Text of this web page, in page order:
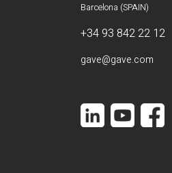
Barcelona (SPAIN)
+34 93 842 22 12
gave@gave.com